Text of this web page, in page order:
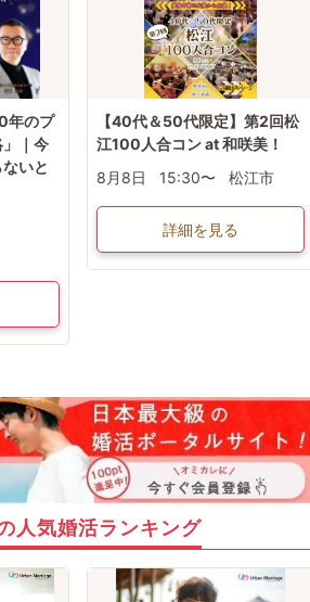
年のプ
」｜今
いと
【40代＆50代限定】第2回松
江100人合コン at 和咲美！
8月8日
15:30〜 松江市
詳細を見る
人気婚活ランキング